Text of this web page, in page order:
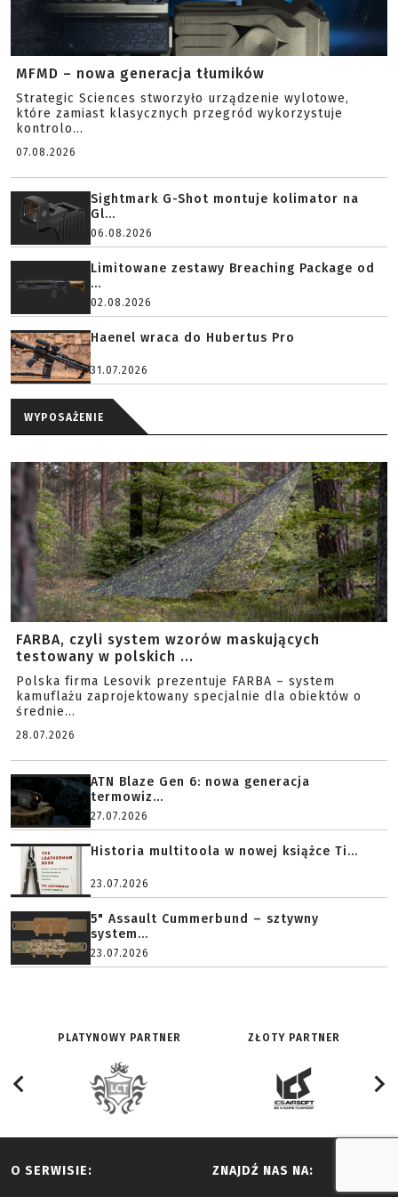
MFMD – nowa generacja tłumików
Strategic Sciences stworzyło urządzenie wylotowe,
które zamiast klasycznych przegród wykorzystuje
kontrolo...
07.08.2026
Sightmark G-Shot montuje kolimator na
Gl...
06.08.2026
Limitowane zestawy Breaching Package od
...
02.08.2026
Haenel wraca do Hubertus Pro
31.07.2026
WYPOSAŻENIE
FARBA, czyli system wzorów maskujących
testowany w polskich ...
Polska firma Lesovik prezentuje FARBA – system
kamuflażu zaprojektowany specjalnie dla obiektów o
średnie...
28.07.2026
ATN Blaze Gen 6: nowa generacja
termowiz...
27.07.2026
Historia multitoola w nowej książce Ti...
23.07.2026
5" Assault Cummerbund – sztywny
system...
23.07.2026
PLATYNOWY PARTNER ZŁOTY PARTNER
O SERWISIE: ZNAJDŹ NAS NA: